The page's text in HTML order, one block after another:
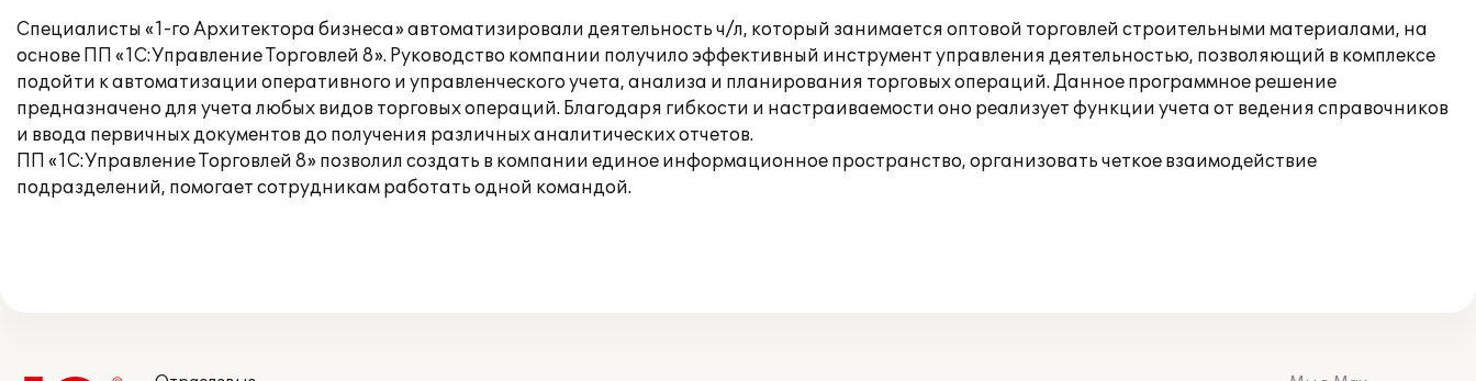
Специалисты «1-го Архитектора бизнеса» автоматизировали деятельность ч/л, который занимается оптовой торговлей строительными материалами, на
основе ПП «1С:Управление Торговлей 8». Руководство компании получило эффективный инструмент управления деятельностью, позволяющий в комплексе
подойти к автоматизации оперативного и управленческого учета, анализа и планирования торговых операций. Данное программное решение
предназначено для учета любых видов торговых операций. Благодаря гибкости и настраиваемости оно реализует функции учета от ведения справочников
и ввода первичных документов до получения различных аналитических отчетов.
ПП «1С:Управление Торговлей 8» позволил создать в компании единое информационное пространство, организовать четкое взаимодействие
подразделений, помогает сотрудникам работать одной командой.